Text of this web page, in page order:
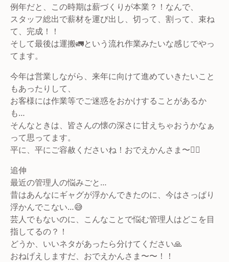
例年だと、この時期は薪づくりが本業？！なんで、
スタッフ総出で薪材を運び出し、切って、割って、束ね
て、完成！！
そして最後は運搬🚛という流れ作業みたいな感じでやっ
てます。
今年は営業しながら、来年に向けて進めていきたいこと
もあったりして、
お客様には作業等でご迷惑をおかけすることがあるか
も…
そんなときは、皆さんの懐の深さに甘えちゃおうかなぁ
って思ってます。
平に、平にご容赦くださいね！おでえかんさま〜🙇‍♂️
追伸
最近の管理人の悩みごと…
昔はあんなにギャグが浮かんできたのに、今はさっぱり
浮かんでこない…😅
芸人でもないのに、こんなことで悩む管理人はどこを目
指してるの？！
どうか、いいネタがあったら分けてください🙏
おねげえしますだ、おでえかんさま〜〜！！